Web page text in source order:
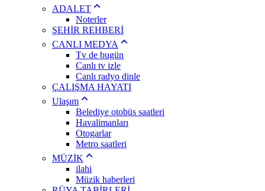
ADALET
Noterler
ŞEHİR REHBERİ
CANLI MEDYA
Tv de bugün
Canlı tv izle
Canlı radyo dinle
ÇALIŞMA HAYATI
Ulaşım
Belediye otobüs saatleri
Havalimanları
Otogarlar
Metro saatleri
MÜZİK
ilahi
Müzik haberleri